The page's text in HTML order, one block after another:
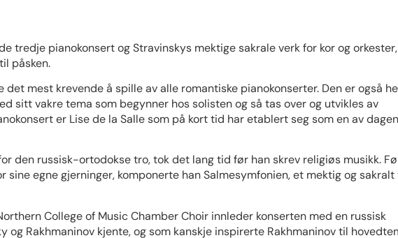
tredje pianokonsert og Stravinskys mektige sakrale verk for kor og
påsken.
det mest krevende å spille av alle romantiske pianokonserter. Den er også
sitt vakre tema som begynner hos solisten og så tas over og utvikles av
er Lise de la Salle som på kort tid har etablert seg som en av
den russisk-ortodokse tro, tok det lang tid før han skrev religiøs musikk.
sine egne gjerninger, komponerte han Salmesymfonien, et mektig og sakralt
College of Music Chamber Choir innleder konserten med en russisk
og Rakhmaninov kjente, og som kanskje inspirerte Rakhmaninov til